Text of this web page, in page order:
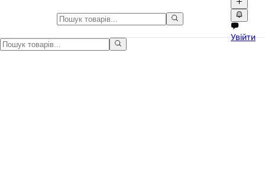
💽 SSD Intel DC S3610 200GB -
Продаю SSD, залишився після апгрейду сервера, зараз не
Увійти